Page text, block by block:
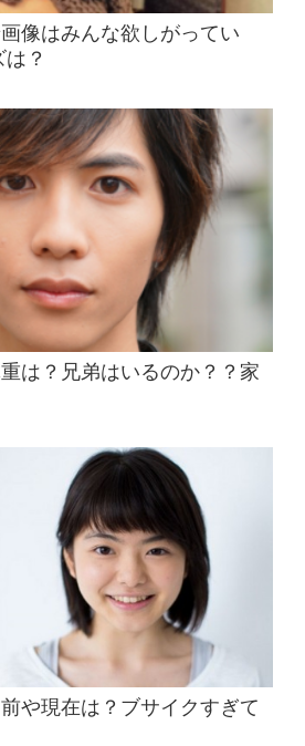
像はみんな欲しがってい
？
は？兄弟はいるのか？？家
や現在は？ブサイクすぎて